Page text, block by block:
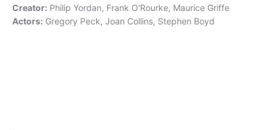
Creator: Philip Yordan, Frank O'Rourke, Maurice Griffe
Actors: Gregory Peck, Joan Collins, Stephen Boyd